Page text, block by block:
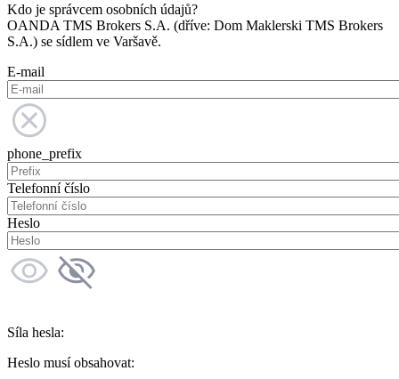
Kdo je správcem osobních údajů?
OANDA TMS Brokers S.A. (dříve: Dom Maklerski TMS Brokers
S.A.) se sídlem ve Varšavě.
E-mail
phone_prefix
Telefonní číslo
Heslo
Síla hesla:
Heslo musí obsahovat: